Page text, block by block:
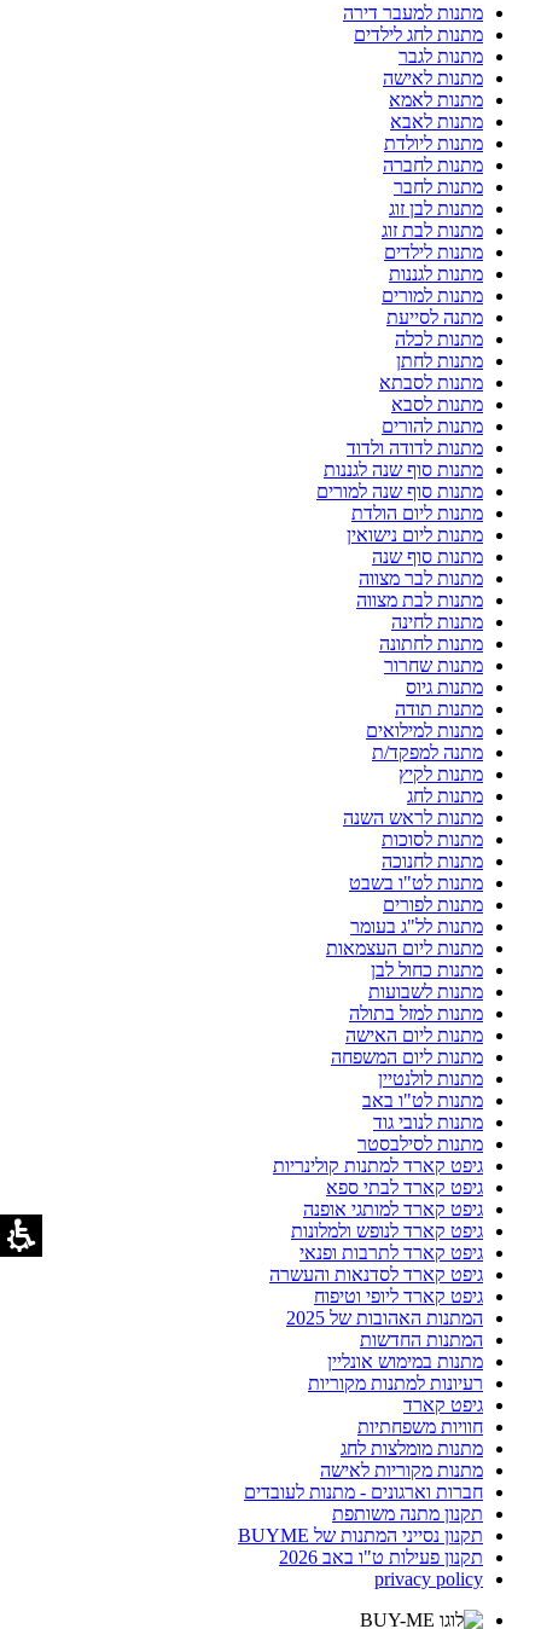
מתנות למעבר דירה
מתנות לחג לילדים
מתנות לגבר
מתנות לאישה
מתנות לאמא
מתנות לאבא
מתנות ליולדת
מתנות לחברה
מתנות לחבר
מתנות לבן זוג
מתנות לבת זוג
מתנות לילדים
מתנות לגננות
מתנות למורים
מתנה לסייעת
מתנות לכלה
מתנות לחתן
מתנות לסבתא
מתנות לסבא
מתנות להורים
מתנות לדודה ולדוד
מתנות סוף שנה לגננות
מתנות סוף שנה למורים
מתנות ליום הולדת
מתנות ליום נישואין
מתנות סוף שנה
מתנות לבר מצווה
מתנות לבת מצווה
מתנות לחינה
מתנות לחתונה
מתנות שחרור
מתנות גיוס
מתנות תודה
מתנות למילואים
מתנה למפקד/ת
מתנות לקיץ
מתנות לחג
מתנות לראש השנה
מתנות לסוכות
מתנות לחנוכה
מתנות לט"ו בשבט
מתנות לפורים
מתנות לל"ג בעומר
מתנות ליום העצמאות
מתנות כחול לבן
מתנות לשבועות
מתנות למזל בתולה
מתנות ליום האישה
מתנות ליום המשפחה
מתנות לולנטיין
מתנות לט"ו באב
מתנות לנובי גוד
מתנות לסילבסטר
גיפט קארד למתנות קולינריות
גיפט קארד לבתי ספא
גיפט קארד למותגי אופנה
גיפט קארד לנופש ולמלונות
גיפט קארד לתרבות ופנאי
גיפט קארד לסדנאות והעשרה
גיפט קארד ליופי וטיפוח
המתנות האהובות של 2025
המתנות החדשות
מתנות במימוש אונליין
רעיונות למתנות מקוריות
גיפט קארד
חוויות משפחתיות
מתנות מומלצות לחג
מתנות מקוריות לאישה
חברות וארגונים - מתנות לעובדים
תקנון מתנה משותפת
תקנון נסייני המתנות של BUYME
תקנון פעילות ט"ו באב 2026
privacy policy